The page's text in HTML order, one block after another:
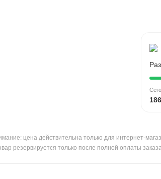
цена действительна только для интернет-
резервируется только после полной оплаты